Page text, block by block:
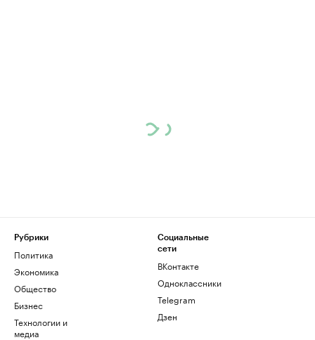
Рубрики
Политика
Экономика
Общество
Бизнес
Технологии и
медиа
Социальные
сети
ВКонтакте
Одноклассники
Telegram
Дзен